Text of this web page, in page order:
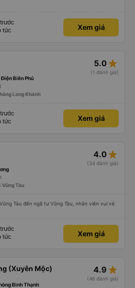
đến, đón tôi tại địa chỉ và xếp tôi ngồi đúng chỗ
dịch vụ xe limousine để đi lại giữa Thành phố
nghiệm tuyệt vời, 👍🏽
tức
Xem giá
5.0 star_rate
(1 đánh giá)
Biên Phủ
Long Khánh
tức
Xem giá
4.0 star_rate
(34 đánh giá)
Vũng Tàu
Tàu đến ngã tư Vũng Tàu, nhân viên vui vẻ
tức
Xem giá
(Xuyên Mộc) 4.9 star_rate
(46 đánh giá)
Bình Thạnh